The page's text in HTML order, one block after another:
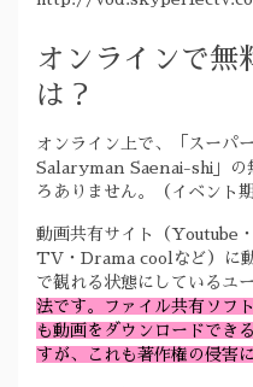
オンラインで無
は？
オンライン上で、「スーパ
Salaryman Saenai-shi」の
ろありません。（イベント
動画共有サイト（Youtube
TV・Drama coolなど）に
で観れる状態にしているユ
法です。ファイル共有ソフ
も動画をダウンロードでき
すが、これも著作権の侵害